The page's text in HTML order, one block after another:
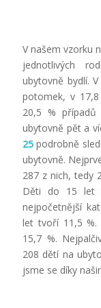
V našem vzorku
jednotlivých
ubytovně bydlí.
potomek, v
20,5 %
ubytovně pět a
25 podrobně
ubytovně.
287 z nich, tedy
Děti do 15 let
nejpočetnější
let tvoří 11,5 %.
15,7 %.
208 dětí na
jsme se díky